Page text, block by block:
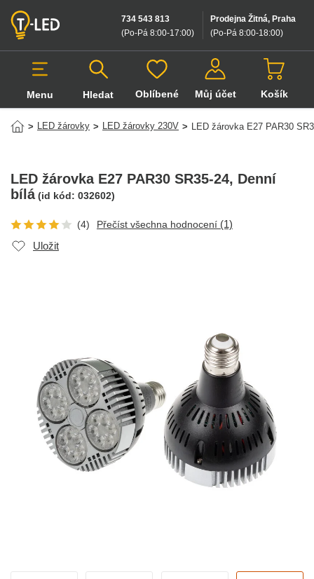
Prodejna Žitná, Praha
(Po-Pá 8:00-18:00)
734 543 813
(Po-Pá 8:00-17:00)
Menu Hledat
Hledat v produktech
Oblíbené Můj účet Košík
> LED žárovky > LED žárovky 230V > LED žárovka E27 PAR30
LED žárovka E27 PAR30 SR35-24, Denní
bílá (id kód: 032602)
(4) Přečíst všechna hodnocení (1)
Uložit